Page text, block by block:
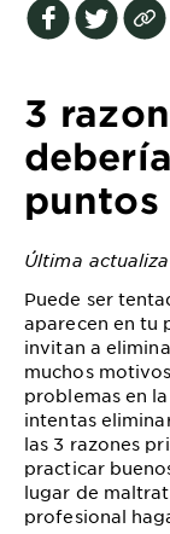
EXPLORE
Garnier
Key
Ingredients
Greener
Beauty
Garnier
Offers
Cruelty
Free
3
puntos
Última
Puede ser
aparecen en tu
invitan a
muchos
problemas en
intentas
las 3 razones
practicar
lugar de
profesional